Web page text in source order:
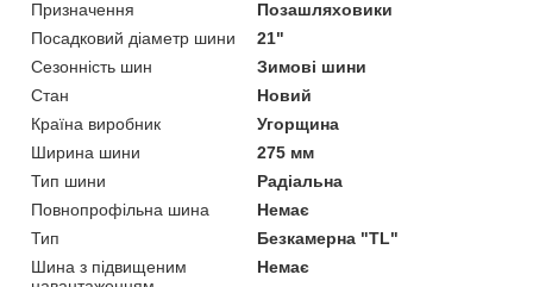
Призначення
Позашляховики
Посадковий діаметр шини
21"
Сезонність шин
Зимові шини
Стан
Новий
Країна виробник
Угорщина
Ширина шини
275 мм
Тип шини
Радіальна
Повнопрофільна шина
Немає
Тип
Безкамерна "TL"
Шина з підвищеним
Немає